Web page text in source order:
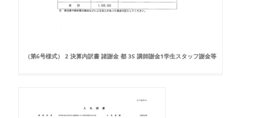
（第6号様式） 2 決算内訳書 諸謝金 都 3S 講師謝金1学生スタッフ謝金等